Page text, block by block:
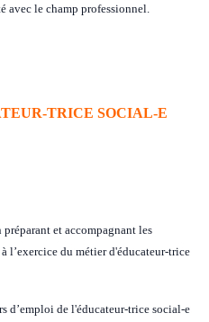
avec le champ professionnel.
TRICE SOCIAL-E
et accompagnant les
l’exercice du métier d'éducateur-trice
d’emploi de l'éducateur-trice social-e